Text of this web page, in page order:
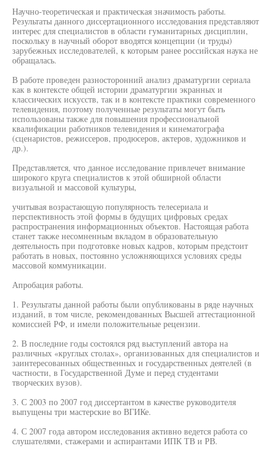
Научно-теоретическая и практическая значимость работы.
Результаты данного диссертационного исследования представляют
интерес для специалистов в области гуманитарных дисциплин,
поскольку в научный оборот вводятся концепции (и труды)
зарубежных исследователей, к которым ранее российская наука не
обращалась.
В работе проведен разносторонний анализ драматургии сериала
как в контексте общей истории драматургии экранных и
классических искусств, так и в контексте практики современного
телевидения, поэтому полученные результаты могут быть
использованы также для повышения профессиональной
квалификации работников телевидения и кинематографа
(сценаристов, режиссеров, продюсеров, актеров, художников и
др.).
Представляется, что данное исследование привлечет внимание
широкого круга специалистов к этой обширной области
визуальной и массовой культуры,
учитывая возрастающую популярность телесериала и
перспективность этой формы в будущих цифровых средах
распространения информационных объектов. Настоящая работа
станет также несомненным вкладом в образовательную
деятельность при подготовке новых кадров, которым предстоит
работать в новых, постоянно усложняющихся условиях среды
массовой коммуникации.
Апробация работы.
1. Результаты данной работы были опубликованы в ряде научных
изданий, в том числе, рекомендованных Высшей аттестационной
комиссией РФ, и имели положительные рецензии.
2. В последние годы состоялся ряд выступлений автора на
различных «круглых столах», организованных для специалистов и
заинтересованных общественных и государственных деятелей (в
частности, в Государственной Думе и перед студентами
творческих вузов).
3. С 2003 по 2007 год диссертантом в качестве руководителя
выпущены три мастерские во ВГИКе.
4. С 2007 года автором исследования активно ведется работа со
слушателями, стажерами и аспирантами ИПК ТВ и РВ.